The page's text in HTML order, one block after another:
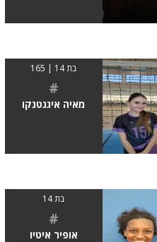
בת 14 | 165
#
מאיה איגנטנקו
בת 14
#
אופיר איטיו